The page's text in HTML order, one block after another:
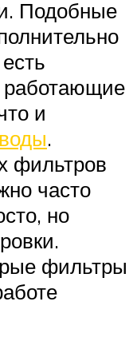
Подобные
работающие
и
.
фильтров
часто
но
фильтры